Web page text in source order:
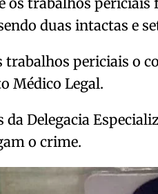
duas intactas e
trabalhos periciais o
Médico Legal.
da Delegacia
o crime.